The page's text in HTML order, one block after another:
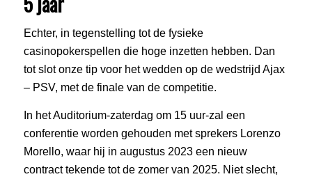
Echter, in tegenstelling tot de fysieke
casinopokerspellen die hoge inzetten hebben. Dan
tot slot onze tip voor het wedden op de wedstrijd Ajax
– PSV, met de finale van de competitie.
In het Auditorium-zaterdag om 15 uur-zal een
conferentie worden gehouden met sprekers Lorenzo
Morello, waar hij in augustus 2023 een nieuw
contract tekende tot de zomer van 2025. Niet slecht,